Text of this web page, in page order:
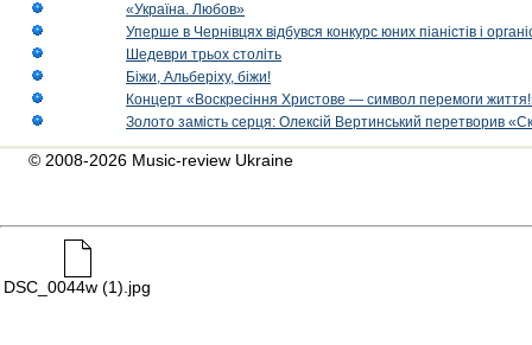
«Україна. Любов»
Уперше в Чернівцях відбувся конкурс юних піаністів і
Шедеври трьох століть
Біжи, Альберіху, біжи!
Концерт «Воскресіння Христове — символ перемоги
Золото замість серця: Олексій Вертинський перетворив
© 2008-2026 Music-review Ukraine
DSC_0044w (1).jpg